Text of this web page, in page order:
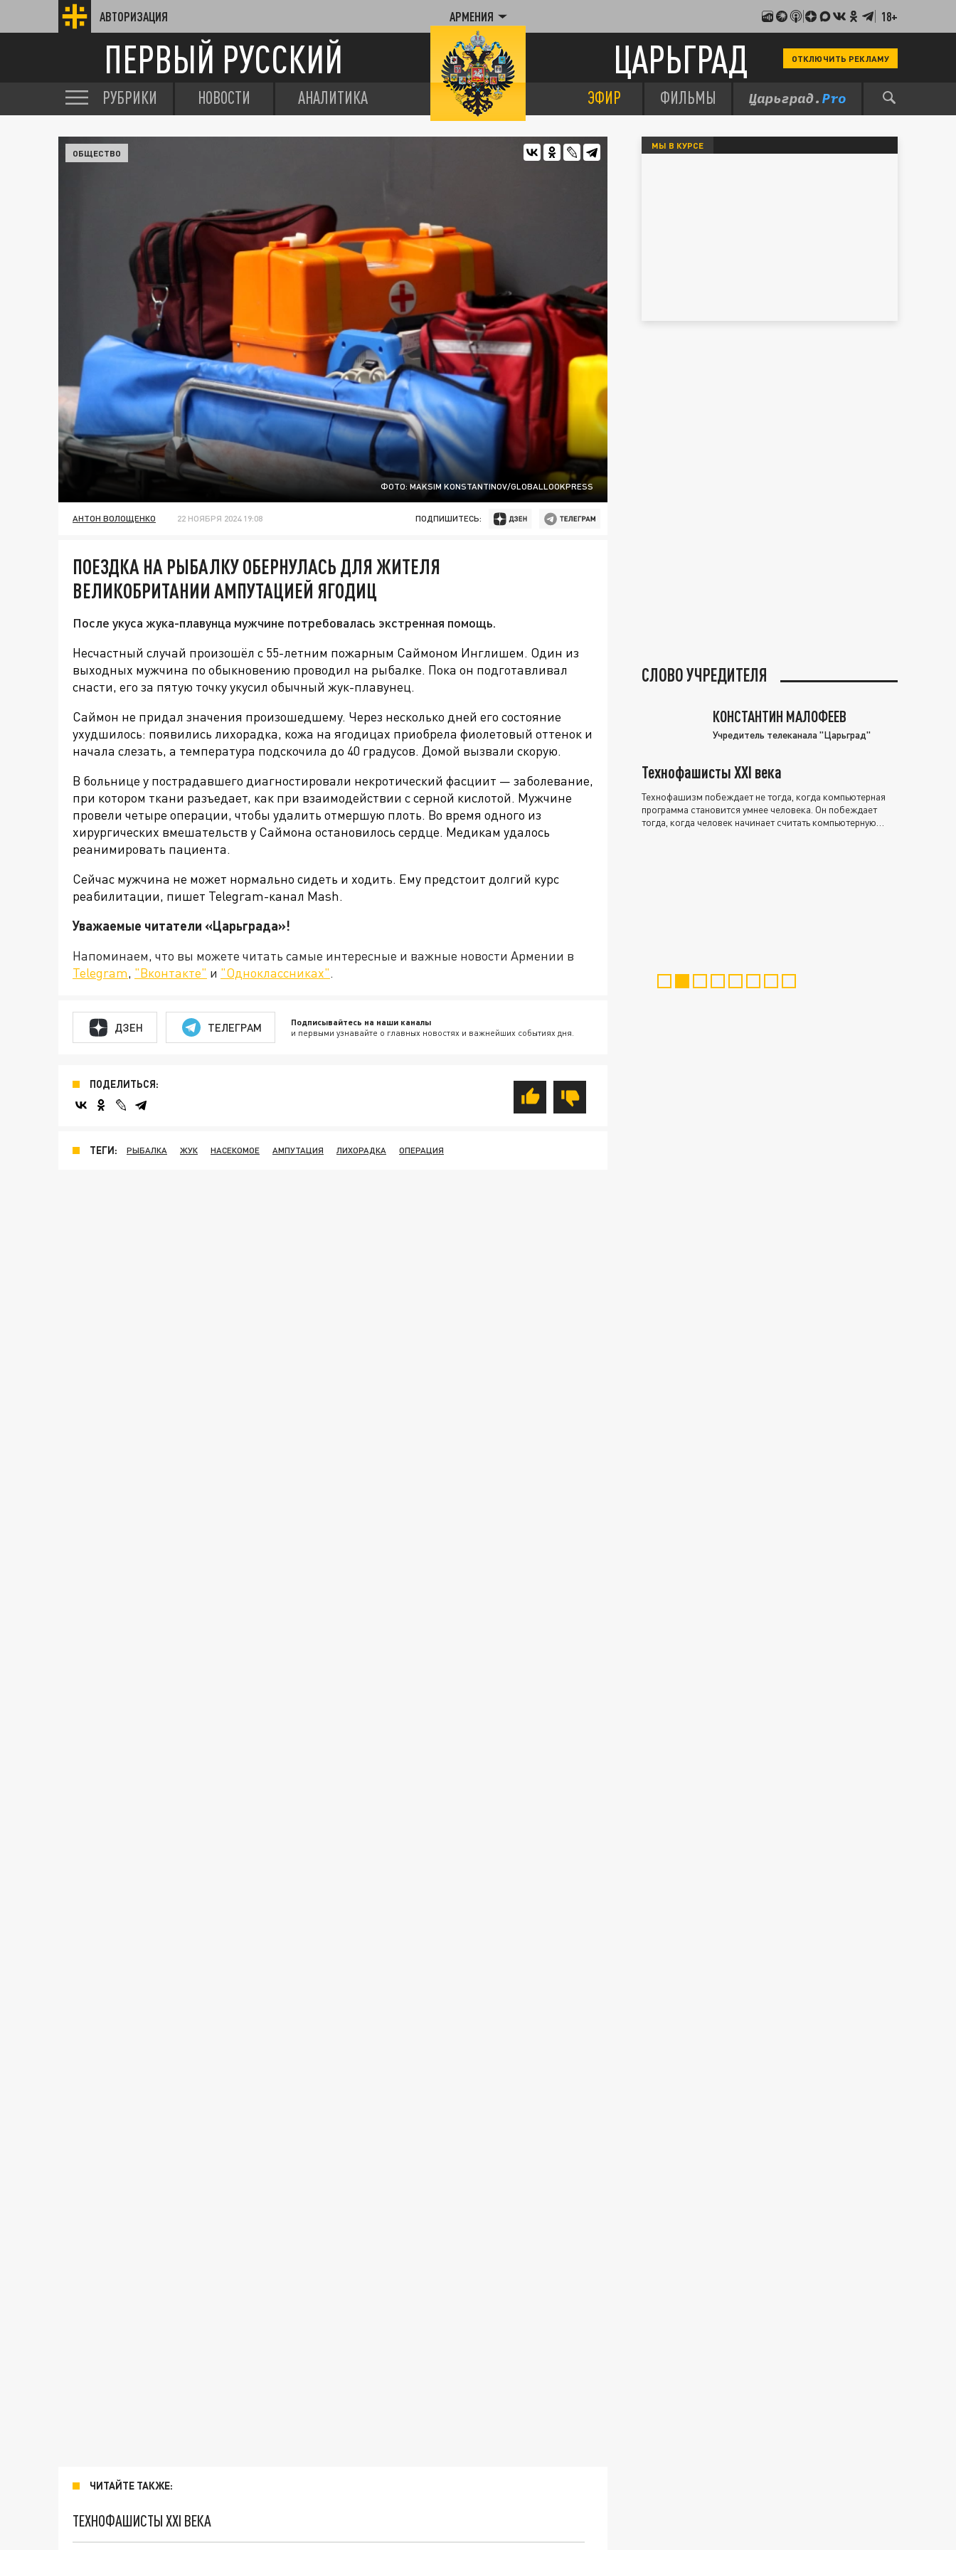
АВТОРИЗАЦИЯ АРМЕНИЯ 18+
ПЕРВЫЙ РУССКИЙ ЦАРЬГРАД ОТКЛЮЧИТЬ РЕКЛАМУ
РУБРИКИ НОВОСТИ АНАЛИТИКА ЭФИР ФИЛЬМЫ
ФОТО: MAKSIM KONSTANTINOV/GLOBALLOOKPRESS
ОБЩЕСТВО
АНТОН ВОЛОЩЕНКО 22 НОЯБРЯ 2024 19:08 ПОДПИШИТЕСЬ:
ПОЕЗДКА НА РЫБАЛКУ ОБЕРНУЛАСЬ ДЛЯ ЖИТЕЛЯ
ВЕЛИКОБРИТАНИИ АМПУТАЦИЕЙ ЯГОДИЦ
После укуса жука-плавунца мужчине потребовалась экстренная помощь.
Несчастный случай произошёл с 55-летним пожарным Саймоном Инглишем. Один из
выходных мужчина по обыкновению проводил на рыбалке. Пока он подготавливал
снасти, его за пятую точку укусил обычный жук-плавунец.
Саймон не придал значения произошедшему. Через несколько дней его состояние
ухудшилось: появились лихорадка, кожа на ягодицах приобрела фиолетовый оттенок и
начала слезать, а температура подскочила до 40 градусов. Домой вызвали скорую.
В больнице у пострадавшего диагностировали некротический фасциит — заболевание,
при котором ткани разъедает, как при взаимодействии с серной кислотой. Мужчине
провели четыре операции, чтобы удалить отмершую плоть. Во время одного из
хирургических вмешательств у Саймона остановилось сердце. Медикам удалось
реанимировать пациента.
Сейчас мужчина не может нормально сидеть и ходить. Ему предстоит долгий курс
реабилитации, пишет Telegram-канал Mash.
Уважаемые читатели «Царьграда»!
Напоминаем, что вы можете читать самые интересные и важные новости Армении в
Telegram, "Вконтакте" и "Одноклассниках".
ДЗЕН ТЕЛЕГРАМ Подписывайтесь на наши каналы
и первыми узнавайте о главных новостях и важнейших событиях дня.
ПОДЕЛИТЬСЯ:
ТЕГИ: РЫБАЛКА ЖУК НАСЕКОМОЕ АМПУТАЦИЯ ЛИХОРАДКА ОПЕРАЦИЯ
ЧИТАЙТЕ ТАКЖЕ:
ТЕХНОФАШИСТЫ XXI ВЕКА
МЫ В КУРСЕ
СЛОВО УЧРЕДИТЕЛЯ
КОНСТАНТИН МАЛОФЕЕВ
Учредитель телеканала "Царьград"
Технофашисты XXI века
Технофашизм побеждает не тогда, когда компьютерная
программа становится умнее человека. Он побеждает
тогда, когда человек начинает считать компьютерную